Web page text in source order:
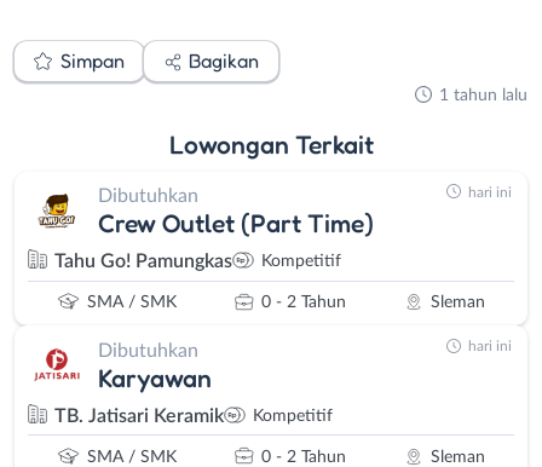
Simpan Bagikan
1 tahun lalu
Lowongan Terkait
Dibutuhkan
Crew Outlet (Part Time)
Tahu Go! Pamungkas Kompetitif
SMA / SMK 0 - 2 Tahun Sleman
hari ini
Dibutuhkan
Karyawan
TB. Jatisari Keramik Kompetitif
SMA / SMK 0 - 2 Tahun Sleman
hari ini